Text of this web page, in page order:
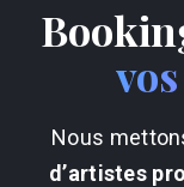
Nous
d’artistes